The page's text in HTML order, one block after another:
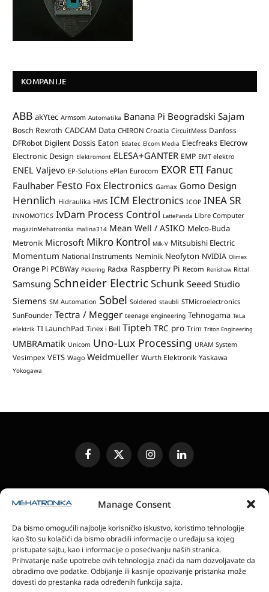
Manage Consent
Da bismo omogućili najbolje korisničko iskustvo, koristimo tehnologije
kao što su kolačići da bismo obradili informacije o uređaju sa kojeg
pristupate sajtu, kao i informacije o posećivanju naših stranica.
Prihvatanje naše upotrebe ovih tehnologija znači da nam dozvoljavate da
obradimo ove podatke. Odbijanje ili kasnije opozivanje pristanka može
dovesti do prestanka rada određenih funkcija sajta.
KOMPANIJE
ABB akYtec Armsom Automatika Banana Pi Beogradski Sajam
Bosch Rexroth CADCAM Data CHIRON Croatia CircuitMess Danfoss
DFRobot Digilent Dossis Eaton Edatec Elcom Media Elecfreaks Elecrow
Electronic Design Elektromont ELESA+GANTER EMP EMT elektro
ENEL Valjevo EP-Solutions ePlan Eurocom EXOR ETI Fanuc
Faulhaber Festo Fox Electronics Gamax Gomo Design
Hennlich Hidraulika HMS ICM Electronics ICOP INEA SR
INNOMOTICS IvDam Process Control LattePanda Libre Computer
magazinMehatronika malina314 Mean Well / ASIKO Melco-Buda
Metronik Microsoft Mikro Kontrol Milk-V Mitsubishi Electric
Momentum National Instruments Neminik Neofyton NVIDIA Olimex
Orange Pi PCBWay Pickering Radxa Raspberry Pi Recom Renishaw Rittal
Samsung Schneider ElectricSchunk Seeed Studio
Siemens SM Automation Sobel Soldered staubli STMicroelectronics
SunFounder Tectra / Megger teenage engineering Tehnogama TeLa
elektrik TI LaunchPad Tinex i Bell Tipteh TRC pro Trim Triton Engineering
UMBRAmatik Unicom Uno-Lux Processing URAM System
Vesimpex VETS Wago Weidmueller Wurth Elektronik Yaskawa
Yokogawa
FacebookX
(Twitter)
InstagramLinkedIn
SLANJE JEDINICA ZA RECENZIJU
ELEKTRONSKA IZDANJA
POLITIKA PRIVATNOSTI
POLITIKA KOLAČIĆA
magazin Mehatronika - Agencija “Gomo Design”
Stanoja Glavaša 37, 26300 Vršac, Serbia